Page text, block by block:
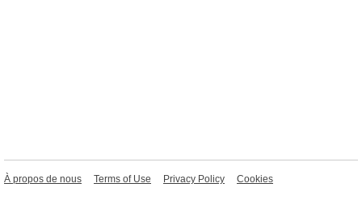
À propos de nous Terms of Use Privacy Policy Cookies